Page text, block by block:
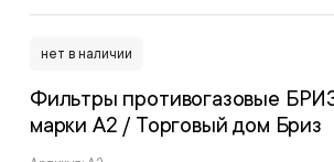
нет в наличии
Фильтры противогазовые
марки A2 / Торговый дом Бриз